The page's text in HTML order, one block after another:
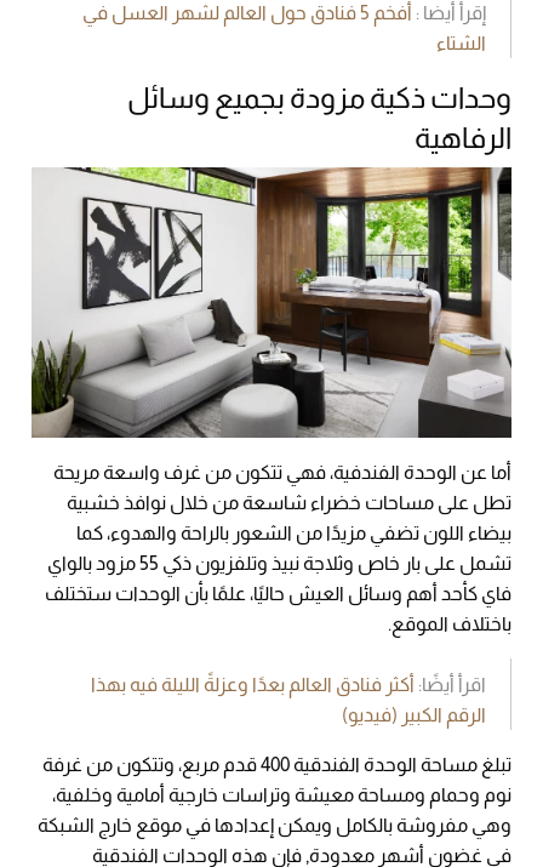
إقرأ أيضا :
أفخم 5 فنادق حول العالم لشهر العسل في
الشتاء
وحدات ذكية مزودة بجميع وسائل
الرفاهية
أما عن الوحدة الفندفية، فهي تتكون من غرف واسعة مريحة
تطل على مساحات خضراء شاسعة من خلال نوافذ خشبية
بيضاء اللون تضفي مزيدًا من الشعور بالراحة والهدوء، كما
تشمل على بار خاص وثلاجة نبيذ وتلفزيون ذكي 55 مزود بالواي
فاي كأحد أهم وسائل العيش حاليًا، علمًا بأن الوحدات ستختلف
باختلاف الموقع.
اقرأ أيضًا: أكثر فنادق العالم بعدًا وعزلةً الليلة فيه بهذا
الرقم الكبير (فيديو)
تبلغ مساحة الوحدة الفندقية 400 قدم مربع، وتتكون من غرفة
نوم وحمام ومساحة معيشة وتراسات خارجية أمامية وخلفية،
وهي مفروشة بالكامل ويمكن إعدادها في موقع خارج الشبكة
في غضون أشهر معدودة, فإن هذه الوحدات الفندقية